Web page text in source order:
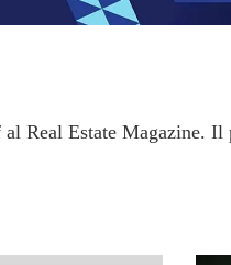
Real Estate Magazine.